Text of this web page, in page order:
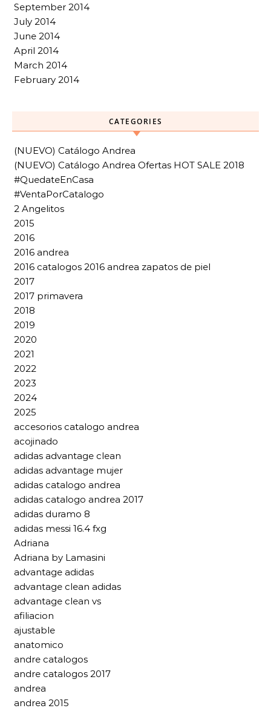
September 2014
July 2014
June 2014
April 2014
March 2014
February 2014
CATEGORIES
(NUEVO) Catálogo Andrea
(NUEVO) Catálogo Andrea Ofertas HOT SALE 2018
#QuedateEnCasa
#VentaPorCatalogo
2 Angelitos
2015
2016
2016 andrea
2016 catalogos 2016 andrea zapatos de piel
2017
2017 primavera
2018
2019
2020
2021
2022
2023
2024
2025
accesorios catalogo andrea
acojinado
adidas advantage clean
adidas advantage mujer
adidas catalogo andrea
adidas catalogo andrea 2017
adidas duramo 8
adidas messi 16.4 fxg
Adriana
Adriana by Lamasini
advantage adidas
advantage clean adidas
advantage clean vs
afiliacion
ajustable
anatomico
andre catalogos
andre catalogos 2017
andrea
andrea 2015